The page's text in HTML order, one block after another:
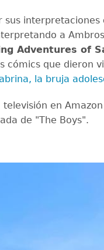
sus interpretaciones
a
Adventures of
cómics que dieron
la bruja
en
de "The Boys".